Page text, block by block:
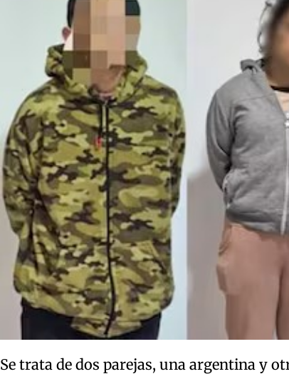
Se trata de dos parejas, una argentina y